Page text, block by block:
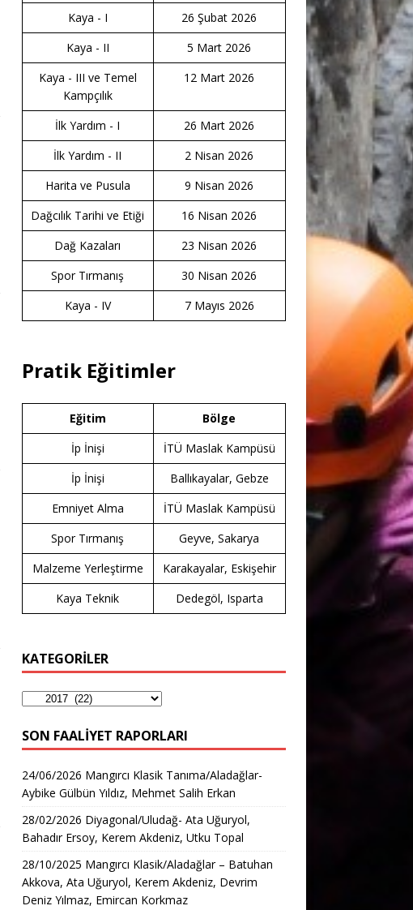
Kaya - I
26 Şubat 2026
Kaya - II
5 Mart 2026
Kaya - III ve Temel
Kampçılık
12 Mart 2026
İlk Yardım - I
26 Mart 2026
İlk Yardım - II
2 Nisan 2026
Harita ve Pusula
9 Nisan 2026
Dağcılık Tarihi ve Etiği
16 Nisan 2026
Dağ Kazaları
23 Nisan 2026
Spor Tırmanış
30 Nisan 2026
Kaya - IV
7 Mayıs 2026
Pratik Eğitimler
Eğitim
Bölge
İp İnişi
İTÜ Maslak Kampüsü
İp İnişi
Ballıkayalar, Gebze
Emniyet Alma
İTÜ Maslak Kampüsü
Spor Tırmanış
Geyve, Sakarya
Malzeme Yerleştirme
Karakayalar, Eskişehir
Kaya Teknik
Dedegöl, Isparta
KATEGORİLER
SON FAALIYET RAPORLARI
24/06/2026 Mangırcı Klasik Tanıma/Aladağlar-
Aybike Gülbün Yıldız, Mehmet Salih Erkan
28/02/2026 Diyagonal/Uludağ- Ata Uğuryol,
Bahadır Ersoy, Kerem Akdeniz, Utku Topal
28/10/2025 Mangırcı Klasik/Aladağlar – Batuhan
Akkova, Ata Uğuryol, Kerem Akdeniz, Devrim
Deniz Yılmaz, Emircan Korkmaz